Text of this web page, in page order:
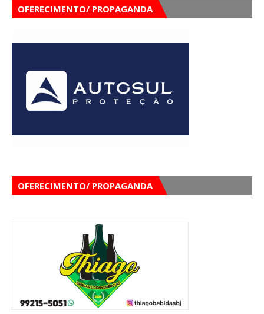
OFERECIMENTO/ PROPAGANDA
OFERECIMENTO/ PROPAGANDA